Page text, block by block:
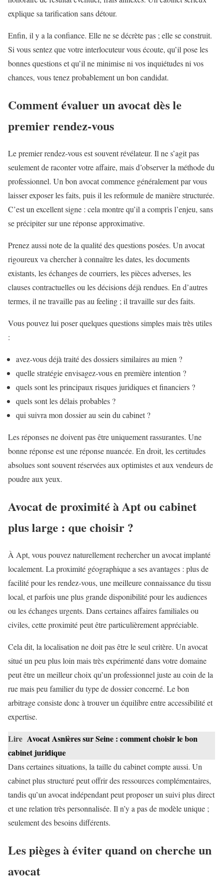
explique sa tarification sans détour.
Enfin, il y a la confiance. Elle ne se décrète pas ; elle se construit.
Si vous sentez que votre interlocuteur vous écoute, qu’il pose les
bonnes questions et qu’il ne minimise ni vos inquiétudes ni vos
chances, vous tenez probablement un bon candidat.
Comment évaluer un avocat dès le
premier rendez-vous
Le premier rendez-vous est souvent révélateur. Il ne s’agit pas
seulement de raconter votre affaire, mais d’observer la méthode du
professionnel. Un bon avocat commence généralement par vous
laisser exposer les faits, puis il les reformule de manière structurée.
C’est un excellent signe : cela montre qu’il a compris l’enjeu, sans
se précipiter sur une réponse approximative.
Prenez aussi note de la qualité des questions posées. Un avocat
rigoureux va chercher à connaître les dates, les documents
existants, les échanges de courriers, les pièces adverses, les
clauses contractuelles ou les décisions déjà rendues. En d’autres
termes, il ne travaille pas au feeling ; il travaille sur des faits.
Vous pouvez lui poser quelques questions simples mais très utiles
:
avez-vous déjà traité des dossiers similaires au mien ?
quelle stratégie envisagez-vous en première intention ?
quels sont les principaux risques juridiques et financiers ?
quels sont les délais probables ?
qui suivra mon dossier au sein du cabinet ?
Les réponses ne doivent pas être uniquement rassurantes. Une
bonne réponse est une réponse nuancée. En droit, les certitudes
absolues sont souvent réservées aux optimistes et aux vendeurs de
poudre aux yeux.
Avocat de proximité à Apt ou cabinet
plus large : que choisir ?
À Apt, vous pouvez naturellement rechercher un avocat implanté
localement. La proximité géographique a ses avantages : plus de
facilité pour les rendez-vous, une meilleure connaissance du tissu
local, et parfois une plus grande disponibilité pour les audiences
ou les échanges urgents. Dans certaines affaires familiales ou
civiles, cette proximité peut être particulièrement appréciable.
Cela dit, la localisation ne doit pas être le seul critère. Un avocat
situé un peu plus loin mais très expérimenté dans votre domaine
peut être un meilleur choix qu’un professionnel juste au coin de la
rue mais peu familier du type de dossier concerné. Le bon
arbitrage consiste donc à trouver un équilibre entre accessibilité et
expertise.
Lire Avocat Asnières sur Seine : comment choisir le bon
cabinet juridique
Dans certaines situations, la taille du cabinet compte aussi. Un
cabinet plus structuré peut offrir des ressources complémentaires,
tandis qu’un avocat indépendant peut proposer un suivi plus direct
et une relation très personnalisée. Il n’y a pas de modèle unique ;
seulement des besoins différents.
Les pièges à éviter quand on cherche un
avocat